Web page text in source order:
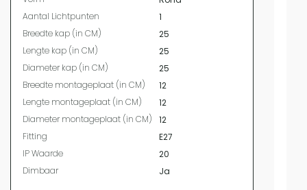
Aantal Lichtpunten
1
Breedte kap (in CM)
25
Lengte kap (in CM)
25
Diameter kap (in CM)
25
Breedte montageplaat (in CM)
12
Lengte montageplaat (in CM)
12
Diameter montageplaat (in CM)
12
Fitting
E27
IP Waarde
20
Dimbaar
Ja